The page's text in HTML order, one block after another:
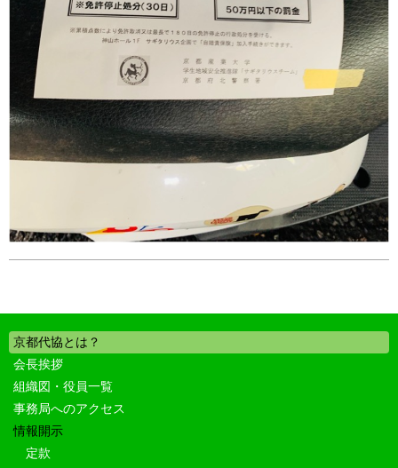
京都代協とは？
会長挨拶
組織図・役員一覧
事務局へのアクセス
情報開示
定款